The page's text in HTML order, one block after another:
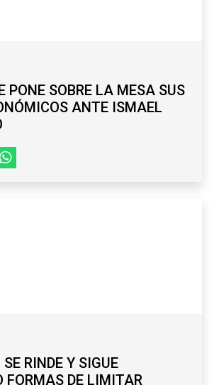
PONE SOBRE LA MESA SUS
ANTE ISMAEL
RINDE Y SIGUE
FORMAS DE LIMITAR